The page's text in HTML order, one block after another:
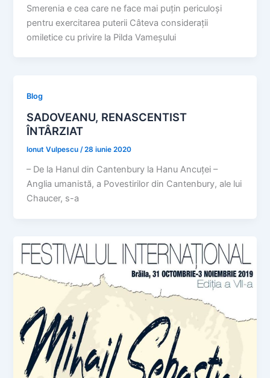
Smerenia e cea care ne face mai puțin periculoși
pentru exercitarea puterii Câteva considerații
omiletice cu privire la Pilda Vameșului
Blog
SADOVEANU, RENASCENTIST
ÎNTÂRZIAT
Ionut Vulpescu/28 iunie 2020
– De la Hanul din Cantenbury la Hanu Ancuței –
Anglia umanistă, a Povestirilor din Cantenbury, ale lui
Chaucer, s-a